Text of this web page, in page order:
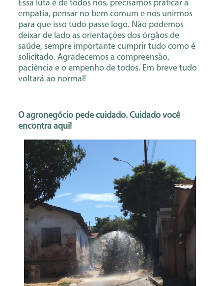
Essa luta é de todos nós, precisamos praticar a
empatia, pensar no bem comum e nos unirmos
para que isso tudo passe logo. Não podemos
deixar de lado as orientações dos órgãos de
saúde, sempre importante cumprir tudo como é
solicitado. Agradecemos a compreensão,
paciência e o empenho de todos. Em breve tudo
voltará ao normal!
O agronegócio pede cuidado. Cuidado você
encontra aqui!